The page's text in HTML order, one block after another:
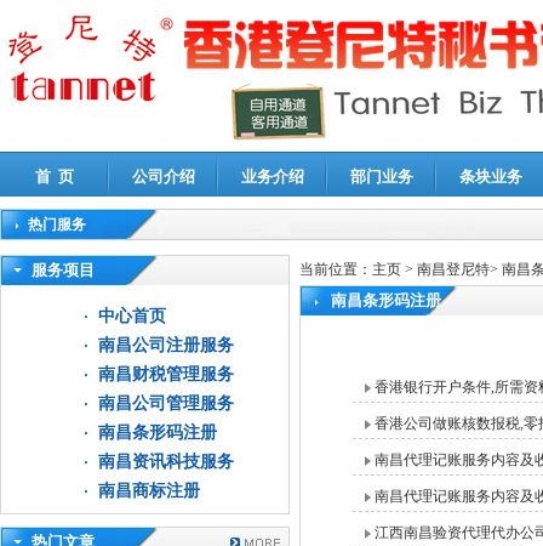
首 页 公司介绍 业务介绍 部门业务 条块业务
热门服务
高新技术企业认定审计|企业所得税汇算清缴申报鉴证
服务项目
中心首页
南昌公司注册服务
南昌财税管理服务
南昌公司管理服务
南昌条形码注册
南昌资讯科技服务
南昌商标注册
热门文章
当前位置： 主页 > 南昌登尼特> 南昌
南昌条形码注册
香港银行开户条件,所需资
香港公司做账核数报税,零
南昌代理记账服务内容及
南昌代理记账服务内容及
江西南昌验资代理代办公